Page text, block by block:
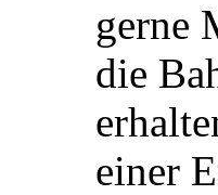
gerne
die
einer